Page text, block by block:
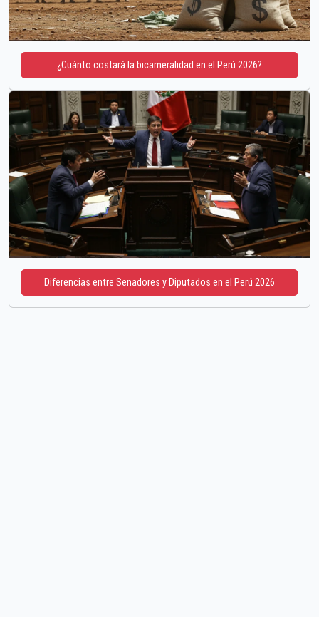
¿Cuánto costará la bicameralidad en el Perú 2026?
Diferencias entre Senadores y Diputados en el Perú 2026